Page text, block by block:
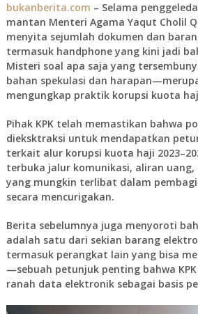
bukanberita.com – Selama
mantan Menteri Agama Yaqut Cholil
menyita sejumlah dokumen dan
termasuk handphone yang kini jadi
Misteri soal apa saja yang
bahan spekulasi dan
mengungkap praktik korupsi kuota
Pihak KPK telah memastikan bahwa
dieksktraksi untuk mendapatkan
terkait alur korupsi kuota haji
terbuka jalur komunikasi, aliran uang,
yang mungkin terlibat dalam
secara mencurigakan.
Berita sebelumnya juga menyoroti
adalah satu dari sekian barang
termasuk perangkat lain yang bisa
—sebuah petunjuk penting bahwa
ranah data elektronik sebagai basis